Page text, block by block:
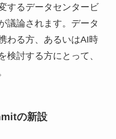
するデータセンタービ
議論されます。データ
わる方、あるいはAI時
検討する方にとって、
の新設